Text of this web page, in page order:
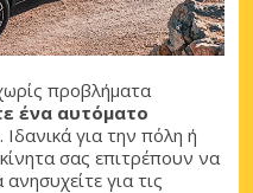
προβλήματα
ένα αυτόματο
. Ιδανικά για την πόλη ή
σας επιτρέπουν να
για τις